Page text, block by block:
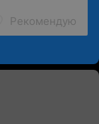
Рекомендую